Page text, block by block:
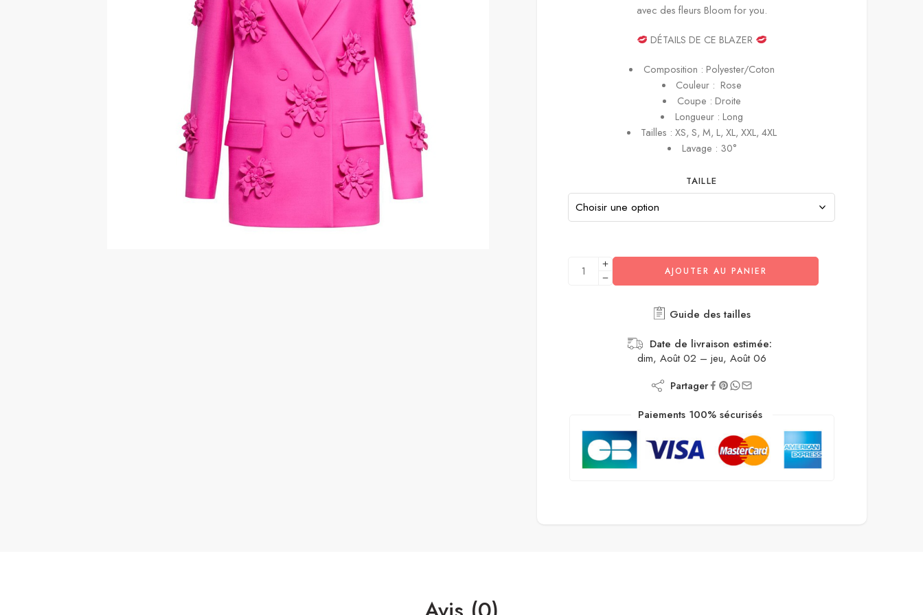
avec des fleurs Bloom for you.
DÉTAILS DE CE BLAZER
Composition : Polyester/Coton
Couleur : Rose
Coupe : Droite
Longueur : Long
Tailles : XS, S, M, L, XL, XXL, 4XL
Lavage : 30°
TAILLE
AJOUTER AU PANIER
Guide des tailles
Date de livraison estimée:
dim, Août 02 – jeu, Août 06
Partager
Paiements 100% sécurisés